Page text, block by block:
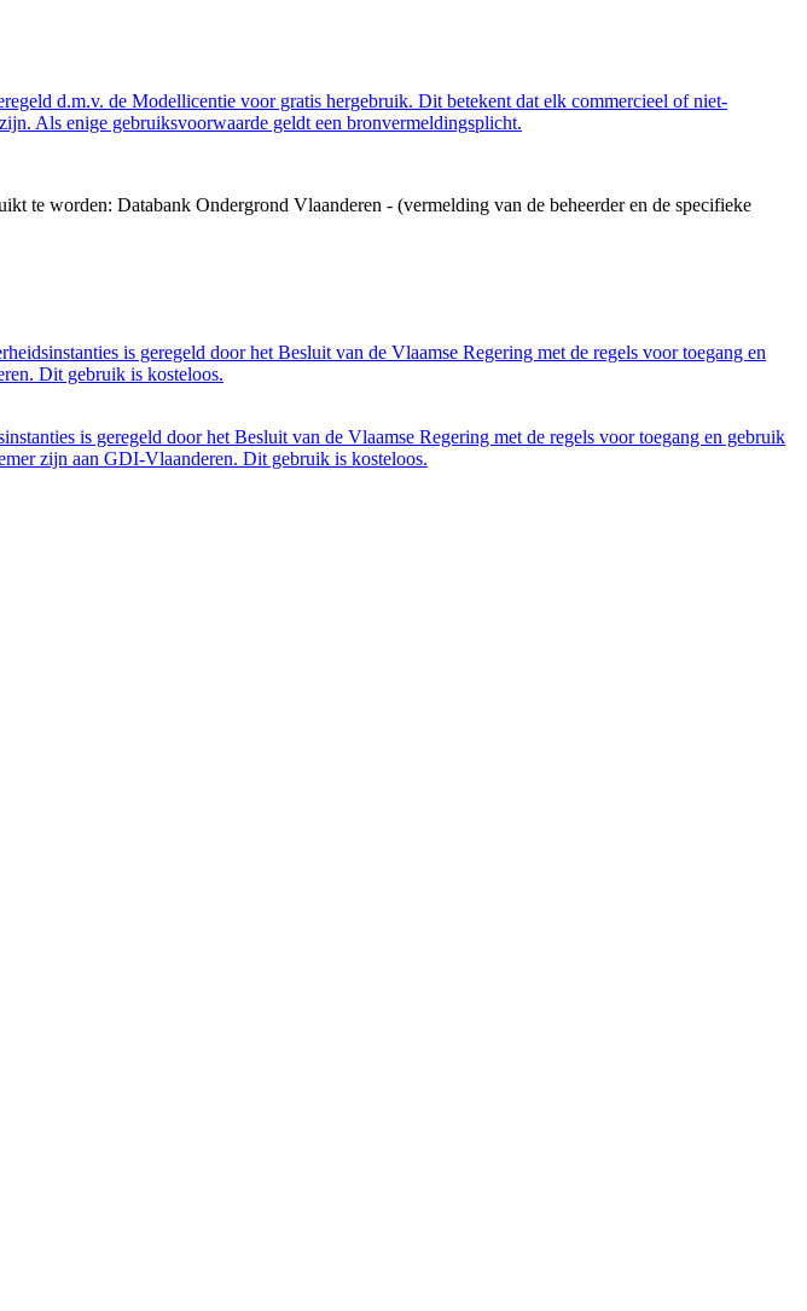
d.m.v. de Modellicentie voor gratis hergebruik. Dit betekent dat elk commercieel of niet-
Als enige gebruiksvoorwaarde geldt een bronvermeldingsplicht.
te worden: Databank Ondergrond Vlaanderen - (vermelding van de beheerder en de specifieke
is geregeld door het Besluit van de Vlaamse Regering met de regels voor toegang en
Dit gebruik is kosteloos.
is geregeld door het Besluit van de Vlaamse Regering met de regels voor toegang en gebruik
zijn aan GDI-Vlaanderen. Dit gebruik is kosteloos.